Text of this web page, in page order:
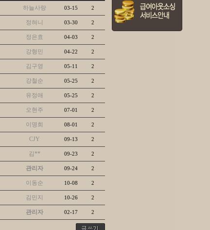
하늘사랑 03-15 2
정혀니 03-30 2
정은효 04-03 2
강형민 04-22 2
김구영 05-11 2
강철순 05-25 2
유정애 05-25 2
오현주 07-01 2
이명희 08-01 2
CJY 09-13 2
김** 09-23 2
관리자 09-24 2
이동순 10-08 2
김민지 10-26 2
관리자 02-17 2